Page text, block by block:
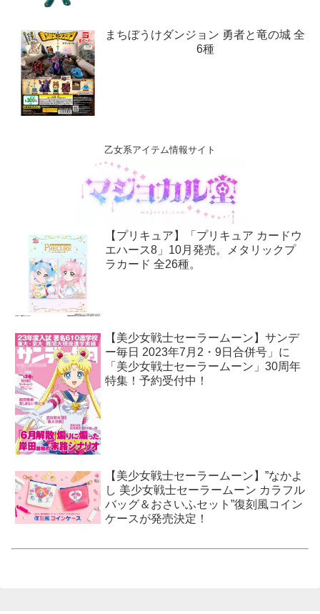
まちぼうけダンジョン 勇者と竜の城 全
6種
乙女系アイテム情報サイト
【プリキュア】「プリキュア カードウ
エハース8」10月発売。メタリックプ
ラカード 全26種。
【美少女戦士セーラームーン】サンデ
ー毎日 2023年7月2・9日合併号」に
「美少女戦士セーラームーン」30周年
特集！予約受付中！
【美少女戦士セーラームーン】”なかよ
し 美少女戦士セーラームーン カラフル
バッグ＆おさいふセット”復刻風コイン
ケースが発売決定！